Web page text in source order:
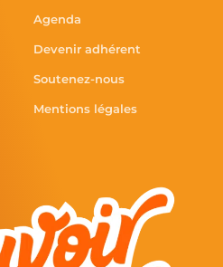
Agenda
Devenir adhérent
Soutenez-nous
Mentions légales